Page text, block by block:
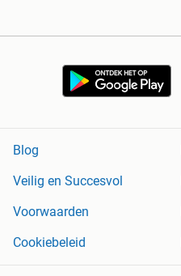
Blog
Veilig en Succesvol
Voorwaarden
Cookiebeleid